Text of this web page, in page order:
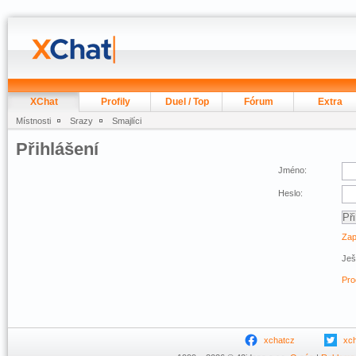
XChat Profily Duel / Top Fórum Extra
Místnosti Srazy Smajlíci
Přihlášení
Jméno:
Heslo:
xchatcz